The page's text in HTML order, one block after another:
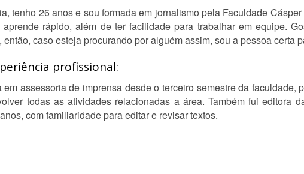
tenho 26 anos e sou formada em jornalismo pela Faculdade
rápido, além de ter facilidade para trabalhar em equipe.
então, caso esteja procurando por alguém assim, sou a pessoa certa
profissional:
em assessoria de imprensa desde o terceiro semestre da
todas as atividades relacionadas a área. Também fui editora
com familiaridade para editar e revisar textos.